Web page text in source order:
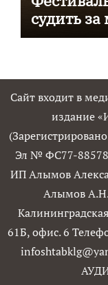
судить
Сайт входит в
издание
Эл № ФС77-88578
ИП Алымов
Алымов А.Н.
61Б, офис. 6